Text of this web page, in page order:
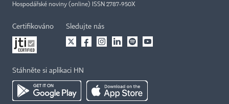
Hospodářské noviny (online) ISSN 2787-950X
Certifikováno Sledujte nás
Stáhněte si aplikaci HN